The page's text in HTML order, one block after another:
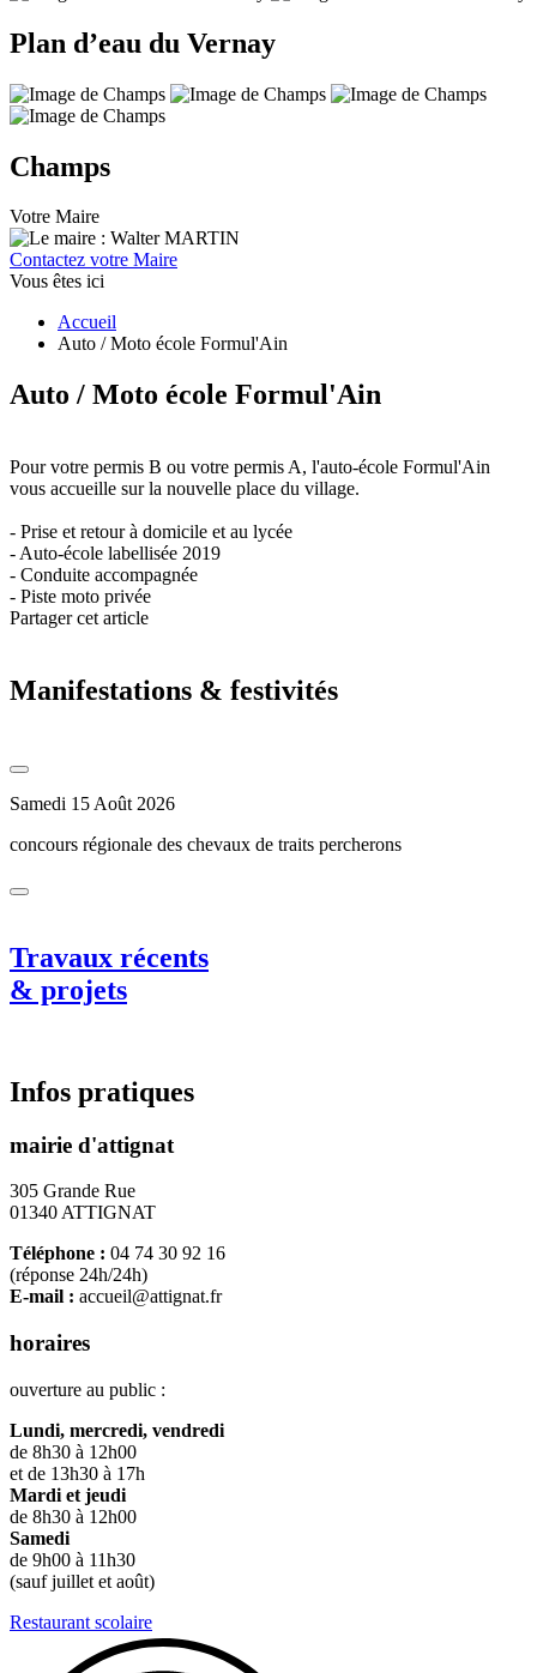
Plan d’eau du Vernay
Champs
Votre Maire
Contactez votre Maire
Vous êtes ici
Accueil
Auto / Moto école Formul'Ain
Auto / Moto école Formul'Ain
Pour votre permis B ou votre permis A, l'auto-école Formul'Ain
vous accueille sur la nouvelle place du village.
- Prise et retour à domicile et au lycée
- Auto-école labellisée 2019
- Conduite accompagnée
- Piste moto privée
Partager cet article
Manifestations & festivités
Samedi 15 Août 2026
concours régionale des chevaux de traits percherons
Travaux récents
& projets
Infos pratiques
mairie d'attignat
305 Grande Rue
01340 ATTIGNAT
Téléphone : 04 74 30 92 16
(réponse 24h/24h)
E-mail : accueil@attignat.fr
horaires
ouverture au public :
Lundi, mercredi, vendredi
de 8h30 à 12h00
et de 13h30 à 17h
Mardi et jeudi
de 8h30 à 12h00
Samedi
de 9h00 à 11h30
(sauf juillet et août)
Restaurant scolaire